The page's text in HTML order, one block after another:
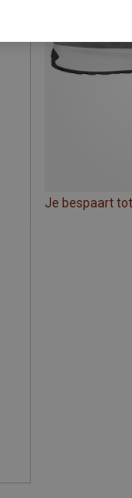
Je bespaart